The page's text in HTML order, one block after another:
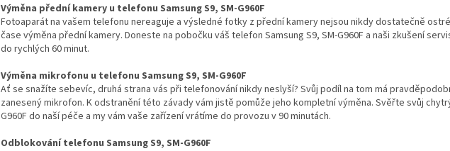
Výměna přední kamery u telefonu Samsung S9, SM-G960F
Fotoaparát na vašem telefonu nereaguje a výsledné fotky z přední kamery nejsou nikdy dostatečně
čase výměna přední kamery. Doneste na pobočku váš telefon Samsung S9, SM-G960F a naši zkušení
do rychlých 60 minut.
Výměna mikrofonu u telefonu Samsung S9, SM-G960F
Ať se snažíte sebevíc, druhá strana vás při telefonování nikdy neslyší? Svůj podíl na tom má
zanesený mikrofon. K odstranění této závady vám jistě pomůže jeho kompletní výměna. Svěřte svůj
G960F do naší péče a my vám vaše zařízení vrátíme do provozu v 90 minutách.
Odblokování telefonu Samsung S9, SM-G960F